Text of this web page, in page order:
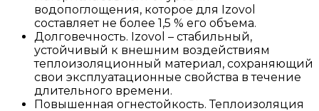
водопоглощения, которое для Izovol
составляет не более 1,5 % его объема.
Долговечность. Izovol – стабильный,
устойчивый к внешним воздействиям
теплоизоляционный материал, сохраняющий
свои эксплуатационные свойства в течение
длительного времени.
Повышенная огнестойкость. Теплоизоляция